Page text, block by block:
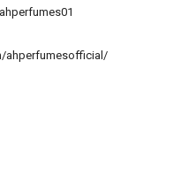
ahperfumesofficial/